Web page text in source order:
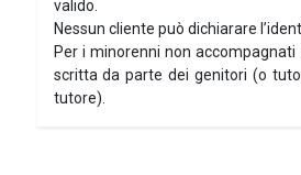
valido.
Nessun cliente può dichiarare
Per i minorenni non
scritta da parte dei genitori (o
tutore).